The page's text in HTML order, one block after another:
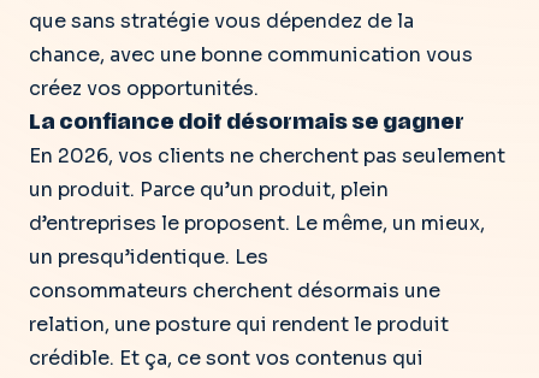
que sans stratégie vous dépendez de la
chance, avec une bonne communication vous
créez vos opportunités.
La confiance doit désormais se gagner
En 2026, vos clients ne cherchent pas seulement
un produit. Parce qu’un produit, plein
d’entreprises le proposent. Le même, un mieux,
un presqu’identique. Les
consommateurs cherchent désormais une
relation, une posture qui rendent le produit
crédible. Et ça, ce sont vos contenus qui